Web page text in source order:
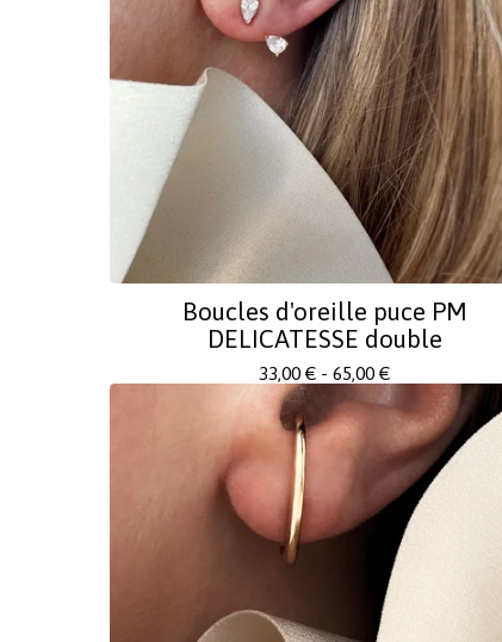
Boucles d'oreille puce PM
DELICATESSE double
33,00 € - 65,00 €